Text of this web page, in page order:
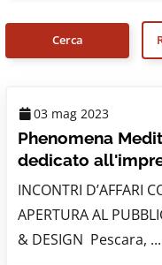
03 mag 2023
Phenomena
dedicato
INCONTRI D’AFFARI
APERTURA AL
& DESIGN Pescara,